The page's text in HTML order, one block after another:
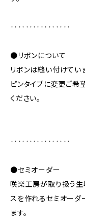
‥‥‥‥‥‥‥‥
●リボンについて
リボンは縫い付けてい
ピンタイプに変更ご希
ください。
‥‥‥‥‥‥‥‥
●セミオーダー
咲楽工房が取り扱う生
スを作れるセミオーダ
ます。